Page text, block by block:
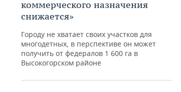
коммерческого назначения
снижается»
Городу не хватает своих участков для
многодетных, в перспективе он может
получить от федералов 1 600 га в
Высокогорском районе